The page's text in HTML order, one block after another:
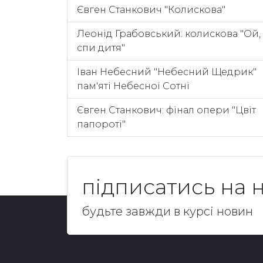
Євген Станкович "Колискова"
Леонід Грабовський: колискова "Ой,
спи дитя"
Іван Небесний "Небесний Щедрик"
пам'яті Небесної Сотні
Євген Станкович: фінал опери "Цвіт
папороті"
підписатись на
будьте завжди в курсі новин